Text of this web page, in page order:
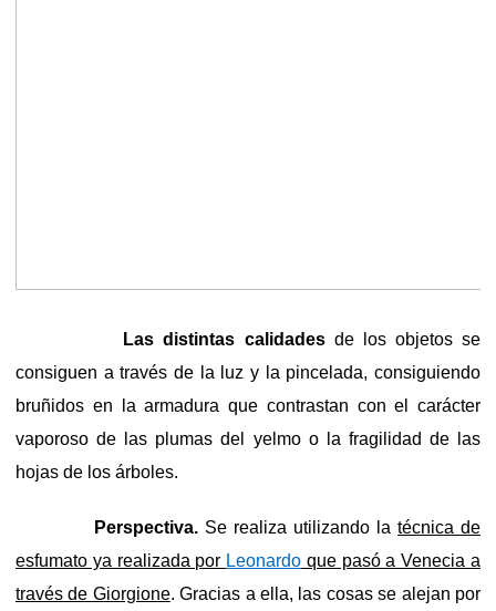
Las distintas calidades de los objetos se
consiguen a través de la luz y la pincelada, consiguiendo
bruñidos en la armadura que contrastan con el carácter
vaporoso de las plumas del yelmo o la fragilidad de las
hojas de los árboles.
Perspectiva. Se realiza utilizando latécnica de
esfumato ya realizada por Leonardo que pasó a Venecia a
través de Giorgione. Gracias a ella, las cosas se alejan por